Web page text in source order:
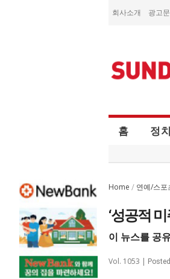
회사소개 광고
홈 정치
Home / 연예/스포
‘성공적
이 뉴스를 공
Vol. 1053 |